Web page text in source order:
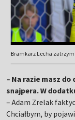
Bramkarz Lecha
– Na razie masz
snajpera. W
– Adam Zrelak
Chciałbym, by